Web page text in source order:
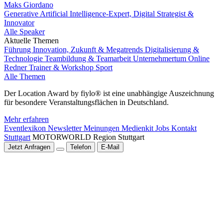
Maks Giordano
Generative Artificial Intelligence-Expert, Digital Strategist &
Innovator
Alle Speaker
Aktuelle Themen
Führung Innovation, Zukunft & Megatrends Digitalisierung &
Technologie Teambildung & Teamarbeit Unternehmertum Online
RednerTrainer & Workshop Sport
Alle Themen
Der Location Award by fiylo® ist eine unabhängige Auszeichnung
für besondere Veranstaltungsflächen in Deutschland.
Mehr erfahren
Eventlexikon NewsletterMeinungen Medienkit Jobs Kontakt
Stuttgart MOTORWORLD Region Stuttgart
Jetzt Anfragen Telefon E-Mail